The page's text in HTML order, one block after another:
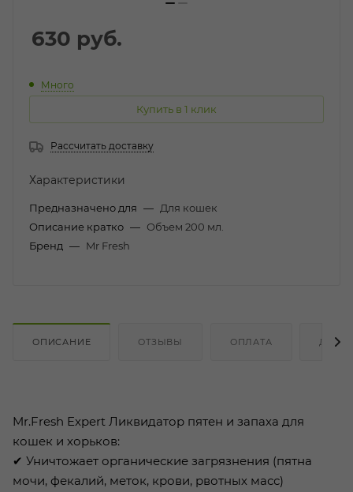
630 руб.
Много
Купить в 1 клик
Рассчитать доставку
Характеристики
Предназначено для — Для кошек
Описание кратко — Объем 200 мл.
Бренд — Mr Fresh
ОПИСАНИЕ ОТЗЫВЫ ОПЛАТА
Mr.Fresh Expert Ликвидатор пятен и запаха для
кошек и хорьков:
✔ Уничтожает органические загрязнения (пятна
мочи, фекалий, меток, крови, рвотных масс)